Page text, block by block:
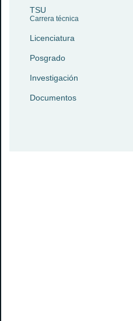
TSU
Carrera técnica
Licenciatura
Posgrado
Investigación
Documentos